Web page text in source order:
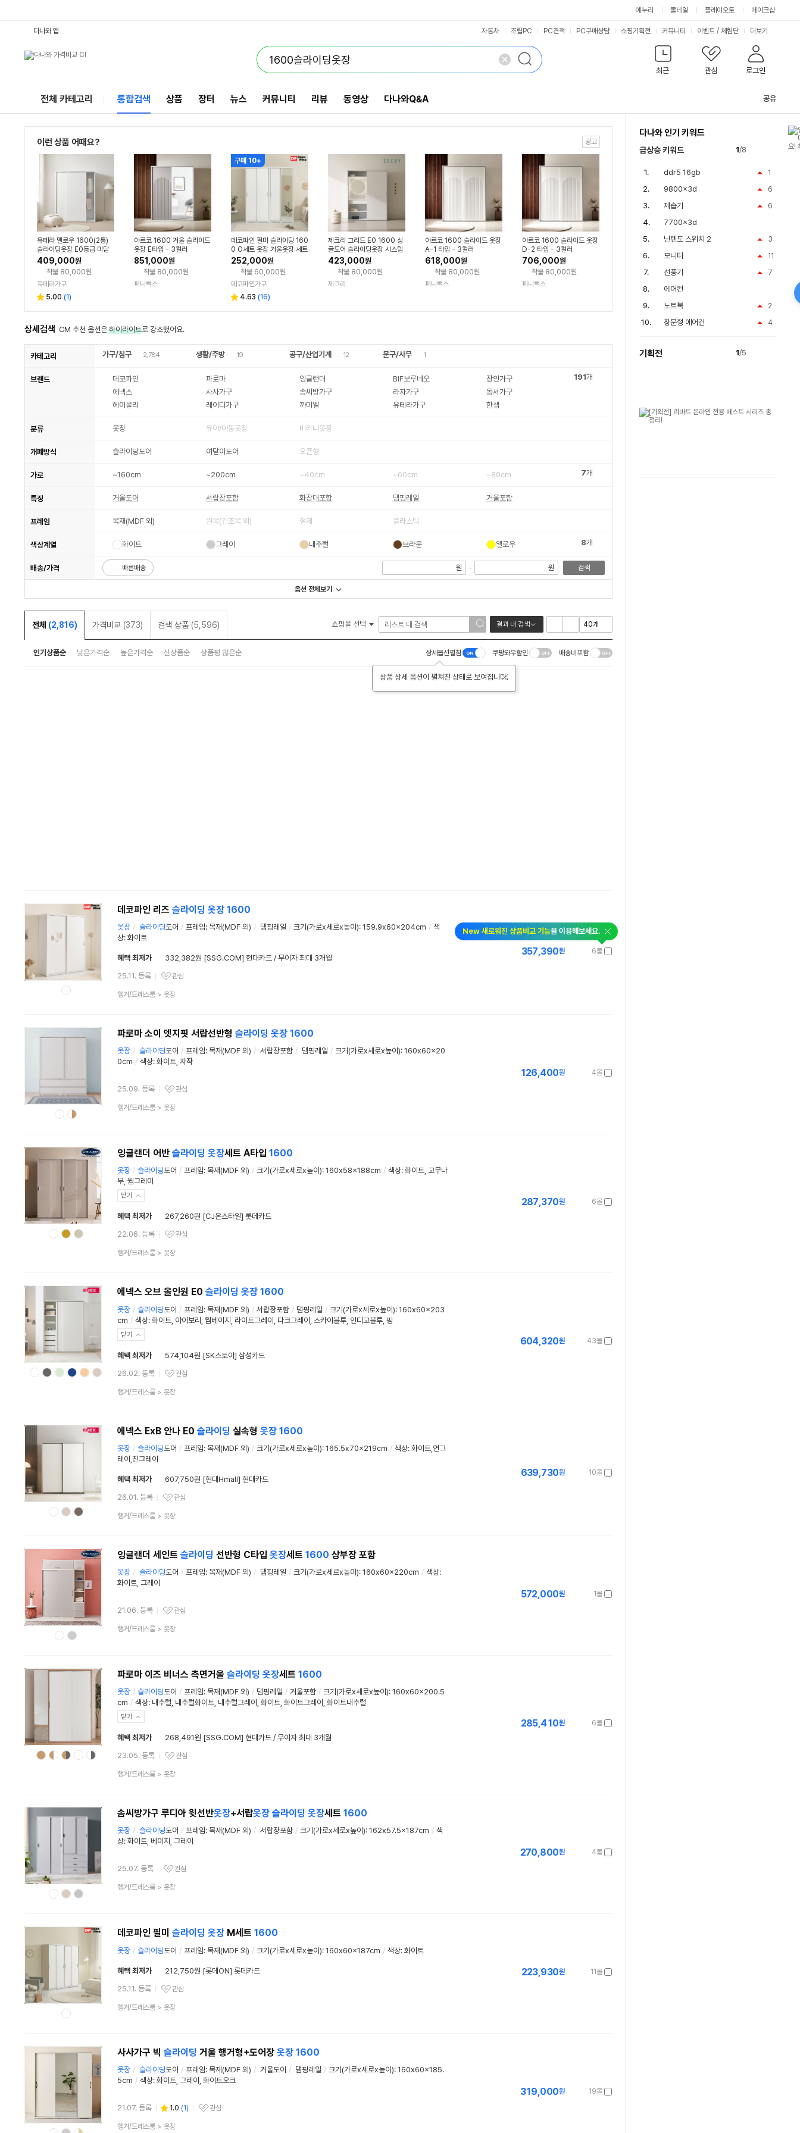
에누리 몰테일 플레이오토 메이크샵
최근 관심 로그인
다나와 앱 자동차 조립PC PC견적 PC구매상담 쇼핑기획전 커뮤니티 이벤트 / 체험단 더보기
전체 카테고리 통합검색 상품 장터 뉴스 커뮤니티 리뷰 동영상 다나와Q&A 공유
이런 상품 어때요?
유테라 멜로우 1600(2통)
슬라이딩옷장 E0등급 미닫
이 키큰 장롱 맞춤 옷장
409,000원
착불 80,000원
유테라가구
5.00 (1)
아르코 1600 거울 슬라이드
옷장 E타입 - 3컬러
851,000원
착불 80,000원
퍼니럭스
구매 10+
데코파인 필미 슬라이딩 160
0 O세트 옷장 거울옷장 세트
안방 작은방 자취방
252,000원
착불 60,000원
데코파인가구
4.63 (16)
제크리 그리드 E0 1600 싱
글도어 슬라이딩옷장 시스템
미닫이 슬라이드 장롱 장농
키큰
423,000원
착불 80,000원
제크리
아르코 1600 슬라이드 옷장
A-1 타입 - 3컬러
618,000원
착불 80,000원
퍼니럭스
아르코 1600 슬라이드 옷장
D-2 타입 - 3컬러
706,000원
착불 80,000원
퍼니럭스
상세검색 CM 추천 옵션은 하이라이트로 강조했어요.
카테고리 가구/침구 2,784 생활/주방 19 공구/산업기계 12 문구/사무 1
브랜드 데코파인 파로마 잉글랜더 BIF보루네오
장인가구
에넥스
사사가구 솜씨방가구 라자가구
동서가구
헤이몰리
레이디가구 까미엘 유테라가구 한샘
191개
분류 옷장 유아/아동옷장 비키니옷장
개폐방식 슬라이딩도어 여닫이도어 오픈형
가로 ~160cm ~200cm ~40cm ~60cm ~80cm 7개
특징 거울도어 서랍장포함 화장대포함 댐핑레일 거울포함
프레임 목재(MDF 외) 원목(건조목 외) 철제 플라스틱
색상계열 화이트 그레이 내추럴 브라운 옐로우 8개
배송/가격 빠른배송 원 ~ 원 검색
옵션 전체보기
전체 (2,816) 가격비교 (373) 검색 상품 (5,596) 쇼핑몰 선택 결과 내 검색
인기상품순 낮은가격순 높은가격순 신상품순 상품평 많은순 상세옵션펼침
상품 상세 옵션이 펼쳐진 상태로 보여집니다.
쿠팡와우할인 배송비포함
데코파인 리즈 슬라이딩 옷장 1600
옷장 / 슬라이딩도어 / 프레임: 목재(MDF 외) / 댐핑레일 / 크기(가로x세로x높이): 159.9x60x204cm / 색
상: 화이트
혜택 최저가
332,382원 [SSG.COM] 현대카드 / 무이자 최대 3개월
25.11. 등록
관심상품
관심
상
행거/드레스룸> 옷장
New 새로워진 상품비교 기능을 이용해보세요.
6몰
357,390원
파로마 소이 엣지핏 서랍선반형 슬라이딩 옷장 1600
옷장 / 슬라이딩도어 / 프레임: 목재(MDF 외) / 서랍장포함 / 댐핑레일 / 크기(가로x세로x높이): 160x60x20
0cm / 색상: 화이트, 자작
25.09. 등록
관심상품
관심
상
행거/드레스룸> 옷장
4몰
126,400원
잉글랜더 어반 슬라이딩 옷장세트 A타입 1600
옷장 / 슬라이딩도어 / 프레임: 목재(MDF 외) / 크기(가로x세로x높이): 160x58x188cm / 색상: 화이트, 고무나
무, 웜그레이
닫기
혜택 최저가
267,260원 [CJ온스타일] 롯데카드
22.06. 등록
관심상품
관심
상
행거/드레스룸> 옷장
6몰
287,370원
에넥스 오브 올인원 E0 슬라이딩 옷장 1600
옷장 / 슬라이딩도어 / 프레임: 목재(MDF 외) / 서랍장포함 / 댐핑레일 / 크기(가로x세로x높이): 160x60x203
cm / 색상: 화이트, 아이보리, 웜베이지, 라이트그레이, 다크그레이, 스카이블루, 인디고블루, 핑
닫기
혜택 최저가
574,104원 [SK스토아] 삼성카드
26.02. 등록
관심상품
관심
상
행거/드레스룸> 옷장
43몰
604,320원
에넥스 ExB 안나 E0 슬라이딩 실속형 옷장 1600
옷장 / 슬라이딩도어 / 프레임: 목재(MDF 외) / 크기(가로x세로x높이): 165.5x70x219cm / 색상: 화이트,연그
레이,진그레이
혜택 최저가
607,750원 [현대Hmall] 현대카드
26.01. 등록
관심상품
관심
상
행거/드레스룸> 옷장
10몰
639,730원
잉글랜더 세인트 슬라이딩 선반형 C타입 옷장세트 1600 상부장 포함
옷장 / 슬라이딩도어 / 프레임: 목재(MDF 외) / 댐핑레일 / 크기(가로x세로x높이): 160x60x220cm / 색상:
화이트, 그레이
21.06. 등록
관심상품
관심
상
행거/드레스룸> 옷장
1몰
572,000원
파로마 이즈 비너스 측면거울 슬라이딩 옷장세트 1600
옷장 / 슬라이딩도어 / 프레임: 목재(MDF 외) / 댐핑레일 / 거울포함 / 크기(가로x세로x높이): 160x60x200.5
cm / 색상: 내추럴, 내추럴화이트, 내추럴그레이, 화이트, 화이트그레이, 화이트내추럴
닫기
혜택 최저가
268,491원 [SSG.COM] 현대카드 / 무이자 최대 3개월
23.05. 등록
관심상품
관심
상
행거/드레스룸> 옷장
6몰
285,410원
솜씨방가구 루디아 윗선반옷장+서랍옷장 슬라이딩 옷장세트 1600
옷장 / 슬라이딩도어 / 프레임: 목재(MDF 외) / 서랍장포함 / 크기(가로x세로x높이): 162x57.5x187cm / 색
상: 화이트, 베이지, 그레이
25.07. 등록
관심상품
관심
상
행거/드레스룸> 옷장
4몰
270,800원
데코파인 필미 슬라이딩 옷장M세트 1600
옷장 / 슬라이딩도어 / 프레임: 목재(MDF 외) / 크기(가로x세로x높이): 160x60x187cm / 색상: 화이트
혜택 최저가
212,750원 [롯데ON] 롯데카드
25.11. 등록
관심상품
관심
상
행거/드레스룸> 옷장
11몰
223,930원
사사가구 빅 슬라이딩 거울 행거형+도어장 옷장 1600
옷장 / 슬라이딩도어 / 프레임: 목재(MDF 외) / 거울도어 / 댐핑레일 / 크기(가로x세로x높이): 160x60x185.
5cm / 색상: 화이트, 그레이, 화이트오크
21.07. 등록 1.0 (1)
관심상품
관심
상
행거/드레스룸> 옷장
19몰
319,000원
다나와 인기 키워드
급상승 키워드 1/8
1
ddr5 16gb
6
9800x3d
6
제습기
7700x3d
3
닌텐도 스위치 2
11
모니터
7
선풍기
에어컨
2
노트북
4
창문형 에어컨
기획전 1/5